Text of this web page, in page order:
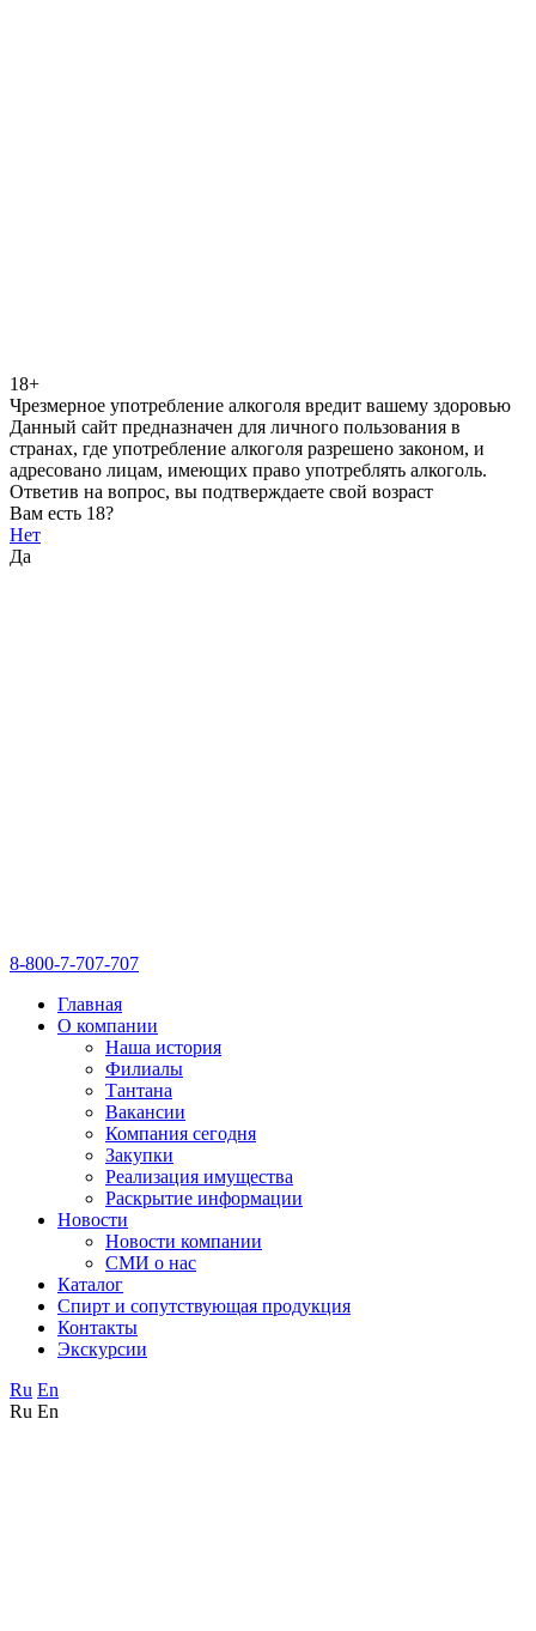
18+
Чрезмерное употребление алкоголя вредит вашему здоровью
Данный сайт предназначен для личного пользования в
странах, где употребление алкоголя разрешено законом, и
адресовано лицам, имеющих право употреблять алкоголь.
Ответив на вопрос, вы подтверждаете свой возраст
Вам есть 18?
Нет
Да
8-800-7-707-707
Главная
О компании
Наша история
Филиалы
Тантана
Вакансии
Компания сегодня
Закупки
Реализация имущества
Раскрытие информации
Новости
Новости компании
СМИ о нас
Каталог
Спирт и сопутствующая продукция
Контакты
Экскурсии
Ru En
Ru En